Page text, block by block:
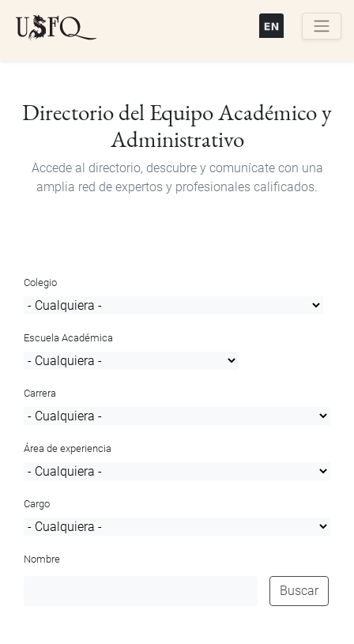
Directorio del Equipo Académico y
Administrativo
Accede al directorio, descubre y comunícate con una
amplia red de expertos y profesionales calificados.
Colegio
Escuela Académica
Carrera
Área de experiencia
Cargo
Nombre
Buscar